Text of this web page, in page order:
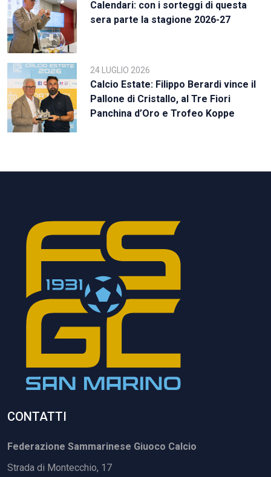
Calendari: con i sorteggi di questa
sera parte la stagione 2026-27
24 LUGLIO 2026
Calcio Estate: Filippo Berardi vince il
Pallone di Cristallo, al Tre Fiori
Panchina d’Oro e Trofeo Koppe
CONTATTI
Federazione Sammarinese Giuoco Calcio
Strada di Montecchio, 17